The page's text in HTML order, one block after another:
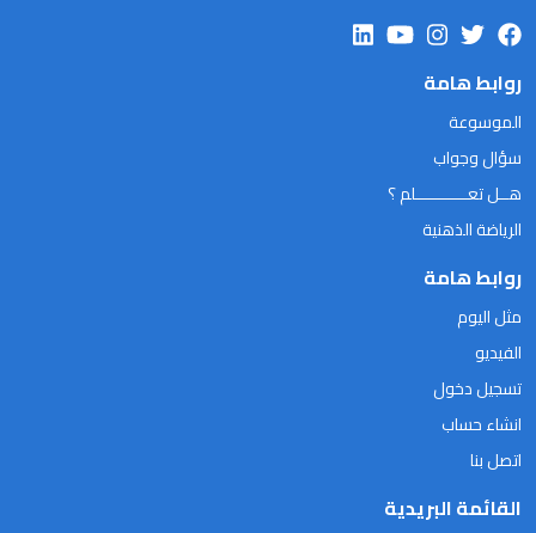
روابط هامة
الموسوعة
سؤال وجواب
هــل تعـــــــــــلم ؟
الرياضة الذهنية
روابط هامة
مثل اليوم
الفيديو
تسجيل دخول
انشاء حساب
اتصل بنا
القائمة البريدية